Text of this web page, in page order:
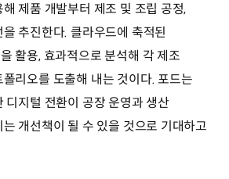
제품 개발부터 제조 및 조립 공정,
추진한다. 클라우드에 축적된
활용, 효과적으로 분석해 각 제조
리오를 도출해 내는 것이다. 포드는
디지털 전환이 공장 운영과 생산
개선책이 될 수 있을 것으로 기대하고